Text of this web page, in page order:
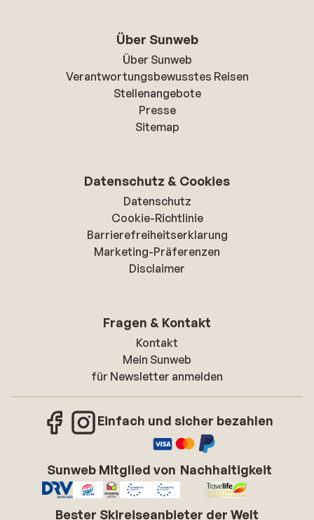
Über Sunweb
Über Sunweb
Verantwortungsbewusstes Reisen
Stellenangebote
Presse
Sitemap
Datenschutz & Cookies
Datenschutz
Cookie-Richtlinie
Barrierefreiheitserklarung
Marketing-Präferenzen
Disclaimer
Fragen & Kontakt
Kontakt
Mein Sunweb
für Newsletter anmelden
Einfach und sicher bezahlen
Sunweb Mitglied von Nachhaltigkeit
Bester Skireiseanbieter der Welt